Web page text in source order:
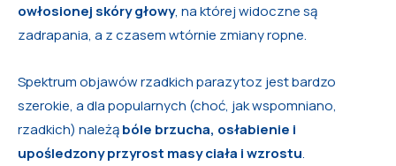
owłosionej skóry głowy, na której widoczne są
zadrapania, a z czasem wtórnie zmiany ropne.
Spektrum objawów rzadkich parazytoz jest bardzo
szerokie, a dla popularnych (choć, jak wspomniano,
rzadkich) należąbóle brzucha, osłabienie i
upośledzony przyrost masy ciała i wzrostu.